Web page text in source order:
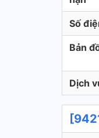
Số
Bản
Dịch